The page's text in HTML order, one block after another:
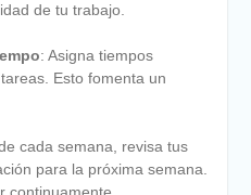
de tu trabajo.
: Asigna tiempos
Esto fomenta un
cada semana, revisa tus
para la próxima semana.